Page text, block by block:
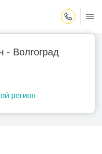
- Волгоград
регион